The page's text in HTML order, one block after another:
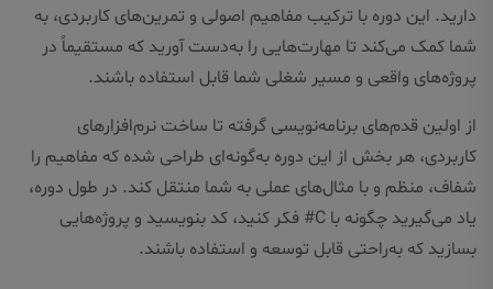
دارید. این دوره با ترکیب مفاهیم اصولی و تمرین‌های کاربردی، به
شما کمک می‌کند تا مهارت‌هایی را به‌دست آورید که مستقیماً در
پروژه‌های واقعی و مسیر شغلی شما قابل استفاده باشند.
از اولین قدم‌های برنامه‌نویسی گرفته تا ساخت نرم‌افزارهای
کاربردی، هر بخش از این دوره به‌گونه‌ای طراحی شده که مفاهیم را
شفاف، منظم و با مثال‌های عملی به شما منتقل کند. در طول دوره،
یاد می‌گیرید چگونه با C# فکر کنید، کد بنویسید و پروژه‌هایی
بسازید که به‌راحتی قابل توسعه و استفاده باشند.